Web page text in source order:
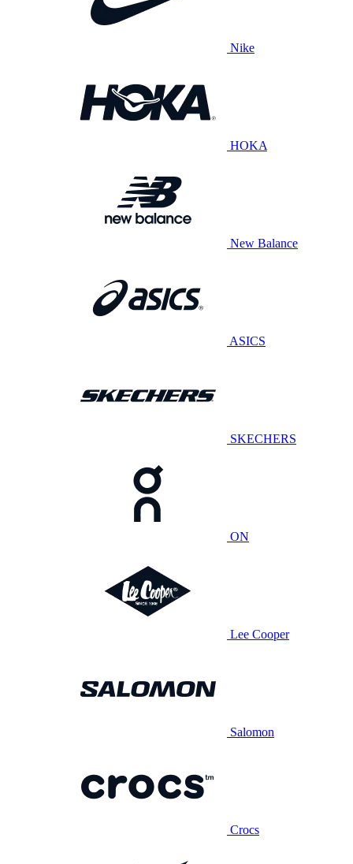
Nike
HOKA
New Balance
ASICS
SKECHERS
ON
Lee Cooper
Salomon
Crocs